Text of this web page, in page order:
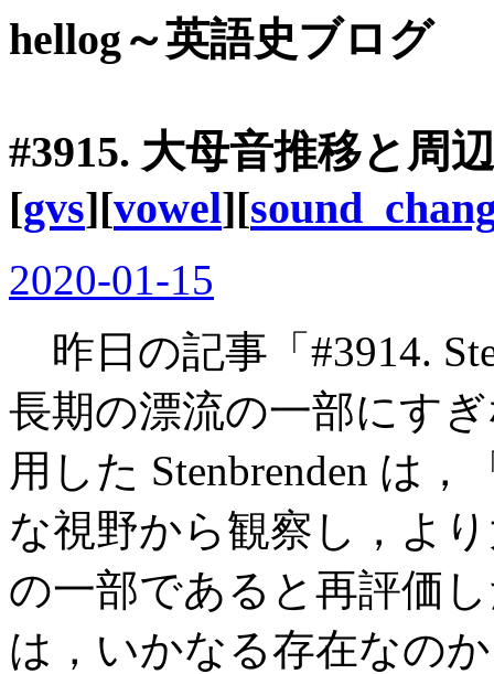
hellog～英語史ブログ
#3915. 大母音推移と周
[gvs][vowel][
2020-01-15
昨日の記事「#3914.
長期の漂流の一部にす
用した Stenbrenden は
な視野から観察し，よ
の一部であると再評価
は，いかなる存在なのか